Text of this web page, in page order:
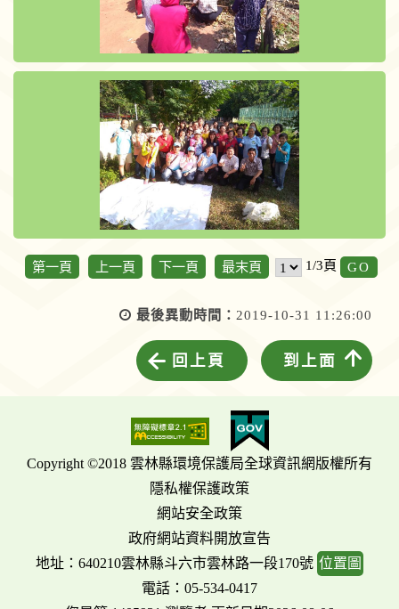
第一頁 上一頁 下一頁 最末頁 1/3頁 GO
最後異動時間： 2019-10-31 11:26:00
回上頁 到上面
Copyright ©2018 雲林縣環境保護局全球資訊網版權所有
隱私權保護政策
網站安全政策
政府網站資料開放宣告
地址：640210雲林縣斗六市雲林路一段170號 位置圖
電話：05-534-0417